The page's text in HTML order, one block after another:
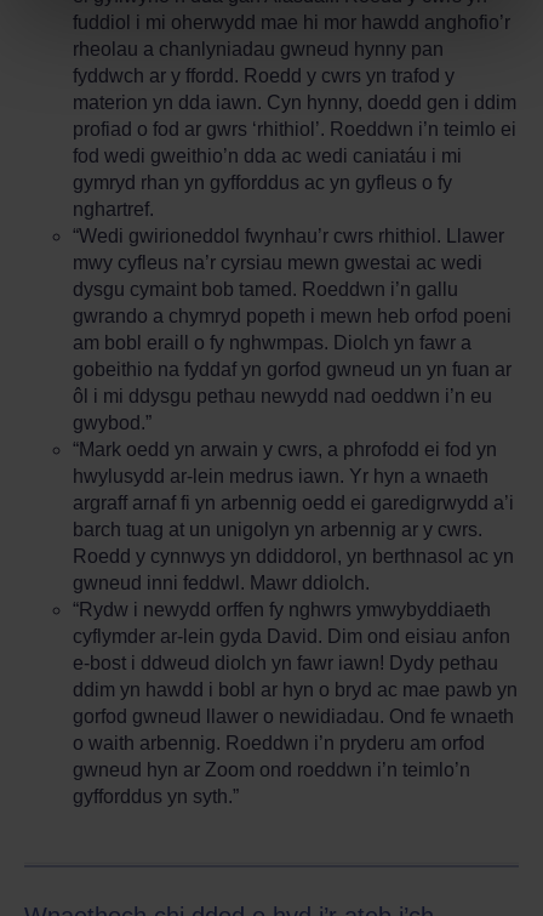
fuddiol i mi oherwydd mae hi mor hawdd anghofio’r
rheolau a chanlyniadau gwneud hynny pan
fyddwch ar y ffordd. Roedd y cwrs yn trafod y
materion yn dda iawn. Cyn hynny, doedd gen i ddim
profiad o fod ar gwrs ‘rhithiol’. Roeddwn i’n teimlo ei
fod wedi gweithio’n dda ac wedi caniatáu i mi
gymryd rhan yn gyfforddus ac yn gyfleus o fy
nghartref.
“Wedi gwirioneddol fwynhau’r cwrs rhithiol. Llawer
mwy cyfleus na’r cyrsiau mewn gwestai ac wedi
dysgu cymaint bob tamed. Roeddwn i’n gallu
gwrando a chymryd popeth i mewn heb orfod poeni
am bobl eraill o fy nghwmpas. Diolch yn fawr a
gobeithio na fyddaf yn gorfod gwneud un yn fuan ar
ôl i mi ddysgu pethau newydd nad oeddwn i’n eu
gwybod.”
“Mark oedd yn arwain y cwrs, a phrofodd ei fod yn
hwylusydd ar-lein medrus iawn. Yr hyn a wnaeth
argraff arnaf fi yn arbennig oedd ei garedigrwydd a’i
barch tuag at un unigolyn yn arbennig ar y cwrs.
Roedd y cynnwys yn ddiddorol, yn berthnasol ac yn
gwneud inni feddwl. Mawr ddiolch.
“Rydw i newydd orffen fy nghwrs ymwybyddiaeth
cyflymder ar-lein gyda David. Dim ond eisiau anfon
e-bost i ddweud diolch yn fawr iawn! Dydy pethau
ddim yn hawdd i bobl ar hyn o bryd ac mae pawb yn
gorfod gwneud llawer o newidiadau. Ond fe wnaeth
o waith arbennig. Roeddwn i’n pryderu am orfod
gwneud hyn ar Zoom ond roeddwn i’n teimlo’n
gyfforddus yn syth.”